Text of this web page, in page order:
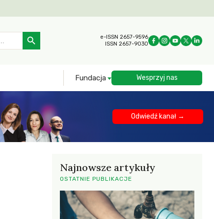
Search Button
e-ISSN 2657-9596
ISSN 2657-9030
Fundacja Wesprzyj nas
Odwiedź kanał →
Najnowsze artykuły
OSTATNIE PUBLIKACJE